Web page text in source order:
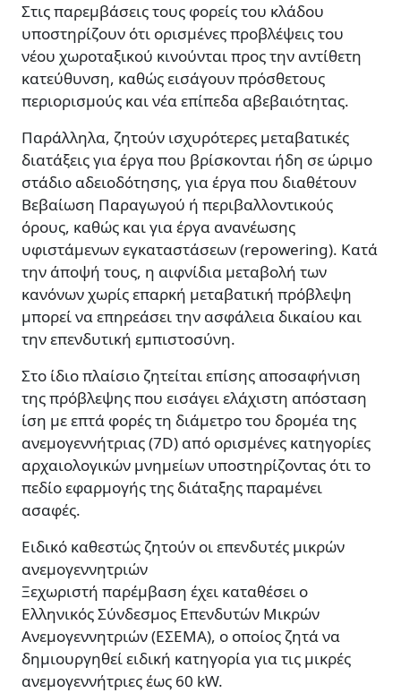
Στις παρεμβάσεις τους φορείς του κλάδου
υποστηρίζουν ότι ορισμένες προβλέψεις του
νέου χωροταξικού κινούνται προς την αντίθετη
κατεύθυνση, καθώς εισάγουν πρόσθετους
περιορισμούς και νέα επίπεδα αβεβαιότητας.
Παράλληλα, ζητούν ισχυρότερες μεταβατικές
διατάξεις για έργα που βρίσκονται ήδη σε ώριμο
στάδιο αδειοδότησης, για έργα που διαθέτουν
Βεβαίωση Παραγωγού ή περιβαλλοντικούς
όρους, καθώς και για έργα ανανέωσης
υφιστάμενων εγκαταστάσεων (repowering). Κατά
την άποψή τους, η αιφνίδια μεταβολή των
κανόνων χωρίς επαρκή μεταβατική πρόβλεψη
μπορεί να επηρεάσει την ασφάλεια δικαίου και
την επενδυτική εμπιστοσύνη.
Στο ίδιο πλαίσιο ζητείται επίσης αποσαφήνιση
της πρόβλεψης που εισάγει ελάχιστη απόσταση
ίση με επτά φορές τη διάμετρο του δρομέα της
ανεμογεννήτριας (7D) από ορισμένες κατηγορίες
αρχαιολογικών μνημείων υποστηρίζοντας ότι το
πεδίο εφαρμογής της διάταξης παραμένει
ασαφές.
Ειδικό καθεστώς ζητούν οι επενδυτές μικρών
ανεμογεννητριών
Ξεχωριστή παρέμβαση έχει καταθέσει ο
Ελληνικός Σύνδεσμος Επενδυτών Μικρών
Ανεμογεννητριών (ΕΣΕΜΑ), ο οποίος ζητά να
δημιουργηθεί ειδική κατηγορία για τις μικρές
ανεμογεννήτριες έως 60 kW.